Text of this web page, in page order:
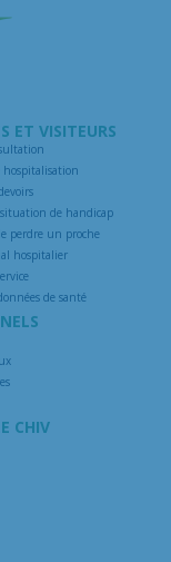
ET VISITEURS
hospitalisation
de handicap
perdre un proche
hospitalier
de santé
CHIV